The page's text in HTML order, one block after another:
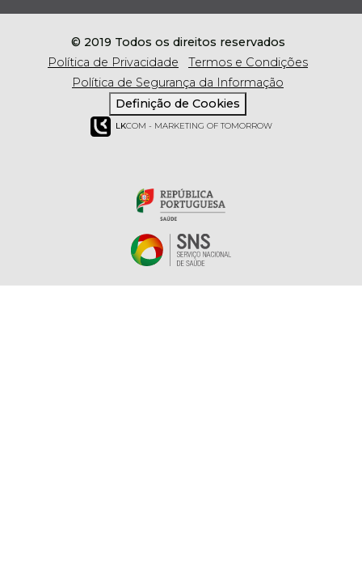
© 2019 Todos os direitos reservados
Política de Privacidade
Termos e Condições
Política de Segurança da Informação
Definição de Cookies
LKCOM - MARKETING OF TOMORROW